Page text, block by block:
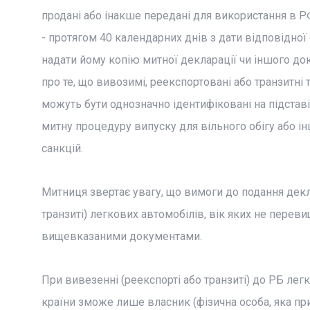
продані або інакше передані для використання в
- протягом 40 календарних днів з дати
надати йому копію митної декларації чи іншого
про те, що вивозимі, реекспортовані або транзитні
можуть бути однозначно ідентифіковані на
митну процедуру випуску для вільного обігу або
санкцій.
Митниця звертає увагу, що вимоги до подання
транзиті) легкових автомобілів, вік яких не
вищевказаними документами.
При вивезенні (реекспорті або транзиті) до РБ
країни зможе лише власник (фізична особа, яка